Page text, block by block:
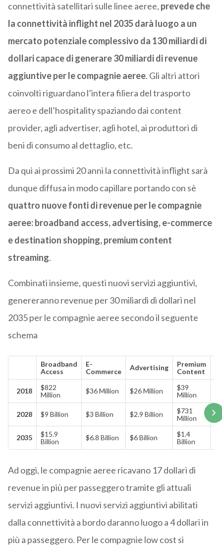
connettività satellitari sulle linee aeree, prevede che
la connettività inflight nel 2035 darà luogo a un
mercato potenziale complessivo da 130 miliardi di
dollari capace di generare 30 miliardi di revenue
aggiuntive per le compagnie aeree. Gli altri attori
coinvolti riguardano l’intera filiera del trasporto
aereo e dell’hospitality spaziando dai content
provider, agli advertiser, agli hotel, ai produttori di
beni di consumo al dettaglio, etc.
Da qui ai prossimi 20 anni la connettività inflight sarà
dunque diffusa in modo capillare portando con sè
quattro nuove fonti di revenue per le compagnie
aeree: broadband access, advertising, e-commerce
e destination shopping, premium content
streaming.
Combinati insieme, questi nuovi servizi aggiuntivi,
genereranno revenue per 30 miliardi di dollari nel
2035 per le compagnie aeree secondo il seguente
schema
Broadband
Access
E-
Commerce
Advertising
Premium
Content
2018
$822
Million
$36 Million $26 Million
$39
Million
2028 $9 Billion $3 Billion $2.9 Billion
$731
Million
2035
$15.9
Billion
$6.8 Billion $6 Billion
$1.4
Billion
Ad oggi, le compagnie aeree ricavano 17 dollari di
revenue in più per passeggero tramite gli attuali
servizi aggiuntivi. I nuovi servizi aggiuntivi abilitati
dalla connettività a bordo daranno luogo a 4 dollari in
più a passeggero. Per le compagnie low cost si